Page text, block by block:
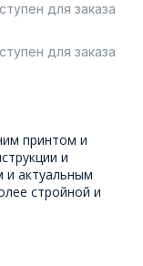
для заказа
для заказа
принтом и
и
и актуальным
стройной и